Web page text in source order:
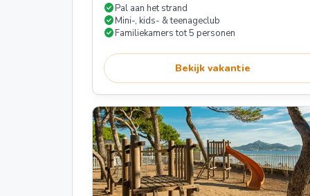
check_circlePal aan het strand
check_circleMini-, kids- & teenageclub
check_circleFamiliekamers tot 5 personen
Bekijk vakantie